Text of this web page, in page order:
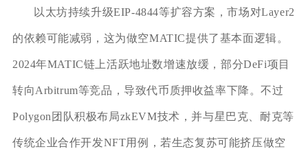
以太坊持续升级EIP-4844等扩容方案，市场对Layer2
的依赖可能减弱，这为做空MATIC提供了基本面逻辑。
2024年MATIC链上活跃地址数增速放缓，部分DeFi项目
转向Arbitrum等竞品，导致代币质押收益率下降。不过
Polygon团队积极布局zkEVM技术，并与星巴克、耐克等
传统企业合作开发NFT用例，若生态复苏可能挤压做空